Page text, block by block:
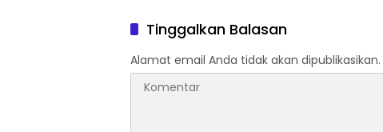
Tinggalkan Balasan
Alamat email Anda tidak akan dipublikasikan.